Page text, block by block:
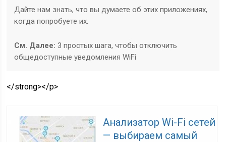
Дайте нам знать, что вы думаете об этих приложениях,
когда попробуете их.
См. Далее: 3 простых шага, чтобы отключить
общедоступные уведомления WiFi
</strong></p>
Анализатор Wi-Fi сетей
— выбираем самый